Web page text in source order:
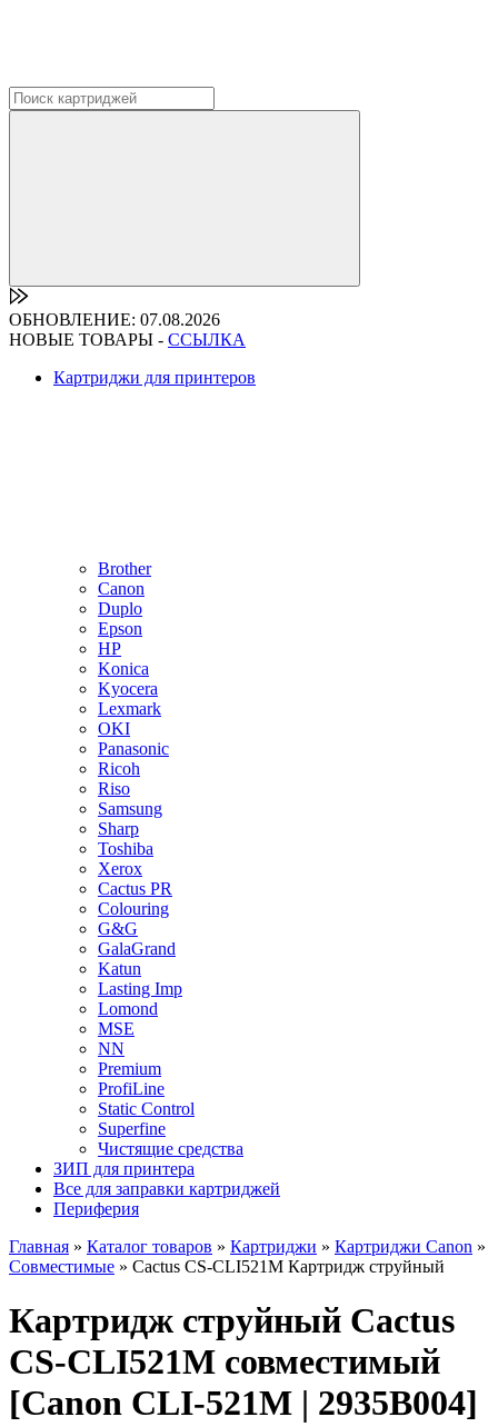
ОБНОВЛЕНИЕ: 07.08.2026
НОВЫЕ ТОВАРЫ - ССЫЛКА
Картриджи для принтеров
Brother
Canon
Duplo
Epson
HP
Konica
Kyocera
Lexmark
OKI
Panasonic
Ricoh
Riso
Samsung
Sharp
Toshiba
Xerox
Cactus PR
Colouring
G&G
GalaGrand
Katun
Lasting Imp
Lomond
MSE
NN
Premium
ProfiLine
Static Control
Superfine
Чистящие средства
ЗИП для принтера
Все для заправки картриджей
Периферия
Главная » Каталог товаров » Картриджи » Картриджи Canon »
Совместимые » Cactus CS-CLI521M Картридж струйный
Картридж струйный Cactus
CS-CLI521M совместимый
[Canon CLI-521M | 2935B004]